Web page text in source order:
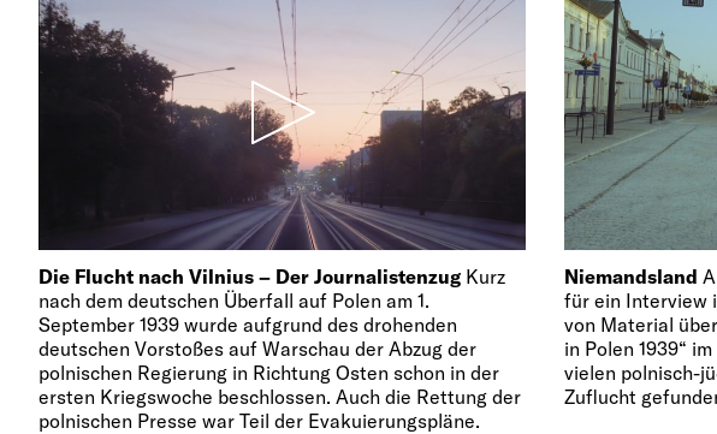
Die Flucht nach Vilnius – Der Journalistenzug Kurz
nach dem deutschen Überfall auf Polen am 1.
September 1939 wurde aufgrund des drohenden
deutschen Vorstoßes auf Warschau der Abzug der
polnischen Regierung in Richtung Osten schon in der
ersten Kriegswoche beschlossen. Auch die Rettung der
polnischen Presse war Teil der Evakuierungspläne.
Niemandsland
für ein Interview
von Material
in Polen 1939“
vielen polnisch-
Zuflucht